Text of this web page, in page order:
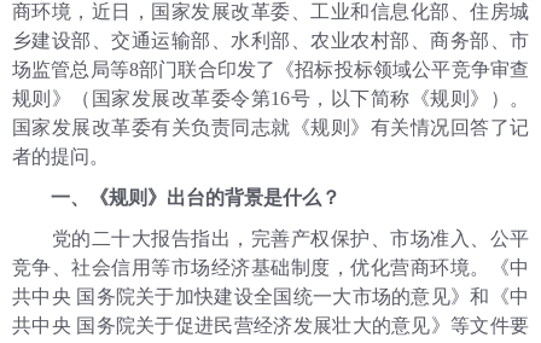
商环境，近日，国家发展改革委、工业和信息化部、住房城
乡建设部、交通运输部、水利部、农业农村部、商务部、市
场监管总局等8部门联合印发了《招标投标领域公平竞争审查
规则》（国家发展改革委令第16号，以下简称《规则》）。
国家发展改革委有关负责同志就《规则》有关情况回答了记
者的提问。
一、《规则》出台的背景是什么？
党的二十大报告指出，完善产权保护、市场准入、公平
竞争、社会信用等市场经济基础制度，优化营商环境。《中
共中央 国务院关于加快建设全国统一大市场的意见》和《中
共中央 国务院关于促进民营经济发展壮大的意见》等文件要